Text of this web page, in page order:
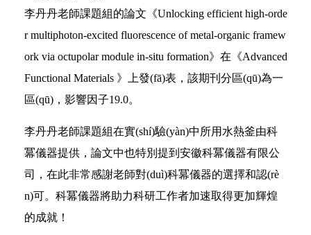
李丹丹老師課題組的論文《Unlocking efficient high-orde
r multiphoton-excited fluorescence of metal-organic framew
ork via octupolar module in-situ formation》在《Advanced
Functional Materials 》上發(fā)表，該期刊分區(qū)為一
區(qū)，影響因子19.0。
李丹丹老師課題組在實(shí)驗(yàn)中所用水熱釜由科
冪儀器提供，論文中也特別提到安徽科冪儀器有限公
司，在此非常感謝老師對(duì)科冪儀器的選擇和認(rè
n)可。科冪儀器將助力科研工作者加速取得更加輝煌
的成就！